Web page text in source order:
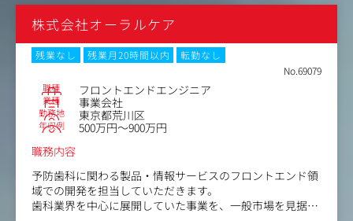
株式会社オーラルケア
残業なし 残業月20時間以内
転勤なし
No.69079
職種 フロントエンドエンジニア
業種 事業会社
勤務地 東京都荒川区
年収例
500万円～900万円
職務内容
予防歯科に関わる製品・情報サービスのフロントエンド領
域での開発を担当していただきます。
歯科業界を中心に展開していた事業を、一般市場を見据え